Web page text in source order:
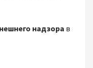
надзора в